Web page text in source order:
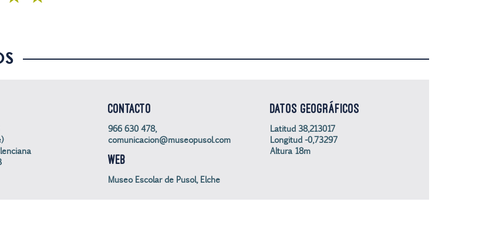
CONTACTO
966 630 478,
comunicacion@museopusol.com
WEB
Museo Escolar de Pusol, Elche
DATOS GEOGRÁFICOS
Latitud 38,213017
Longitud -0,73297
Altura 18m